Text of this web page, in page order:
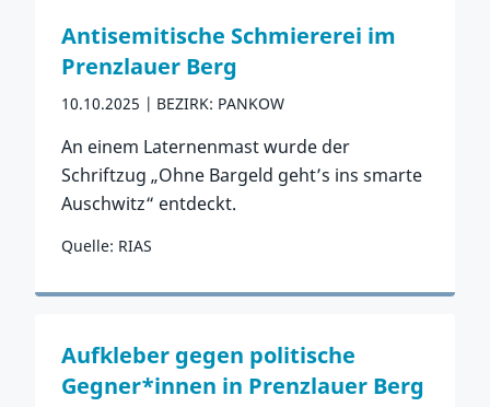
Antisemitische Schmiererei im
Prenzlauer Berg
10.10.2025 BEZIRK: PANKOW
An einem Laternenmast wurde der
Schriftzug „Ohne Bargeld geht’s ins smarte
Auschwitz“ entdeckt.
Quelle: RIAS
Zum Vorfall
Aufkleber gegen politische
Gegner*innen in Prenzlauer Berg